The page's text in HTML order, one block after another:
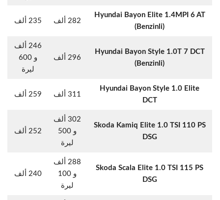
Hyundai Bayon Elite 1.4MPI 6 AT
(Benzinli)
282 ألف 235 ألف
Hyundai Bayon Style 1.0T 7 DCT
(Benzinli)
296 ألف
246 ألف
و 600
ليرة
Hyundai Bayon Style 1.0 Elite
DCT
311 ألف 259 ألف
Skoda Kamiq Elite 1.0 TSI 110 PS
DSG
302 ألف
و 500
ليرة
252 ألف
Skoda Scala Elite 1.0 TSI 115 PS
DSG
288 ألف
و 100
ليرة
240 ألف